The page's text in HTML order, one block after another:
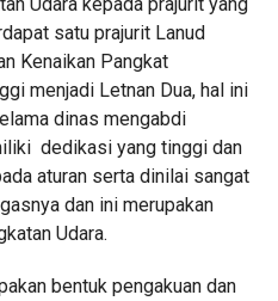
satu prajurit Lanud
Kenaikan Pangkat
menjadi Letnan Dua, hal ini
dinas mengabdi
dedikasi yang tinggi dan
aturan serta dinilai sangat
dan ini merupakan
Udara.
bentuk pengakuan dan